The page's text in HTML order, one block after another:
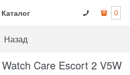
Каталог 0
Назад
Care Escort 2 V5W